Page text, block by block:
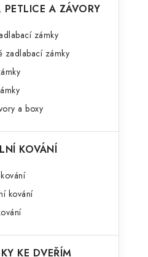
PETLICE A ZÁVORY
zámky
zadlabací zámky
a boxy
KOVÁNÍ
kování
KE DVEŘÍM